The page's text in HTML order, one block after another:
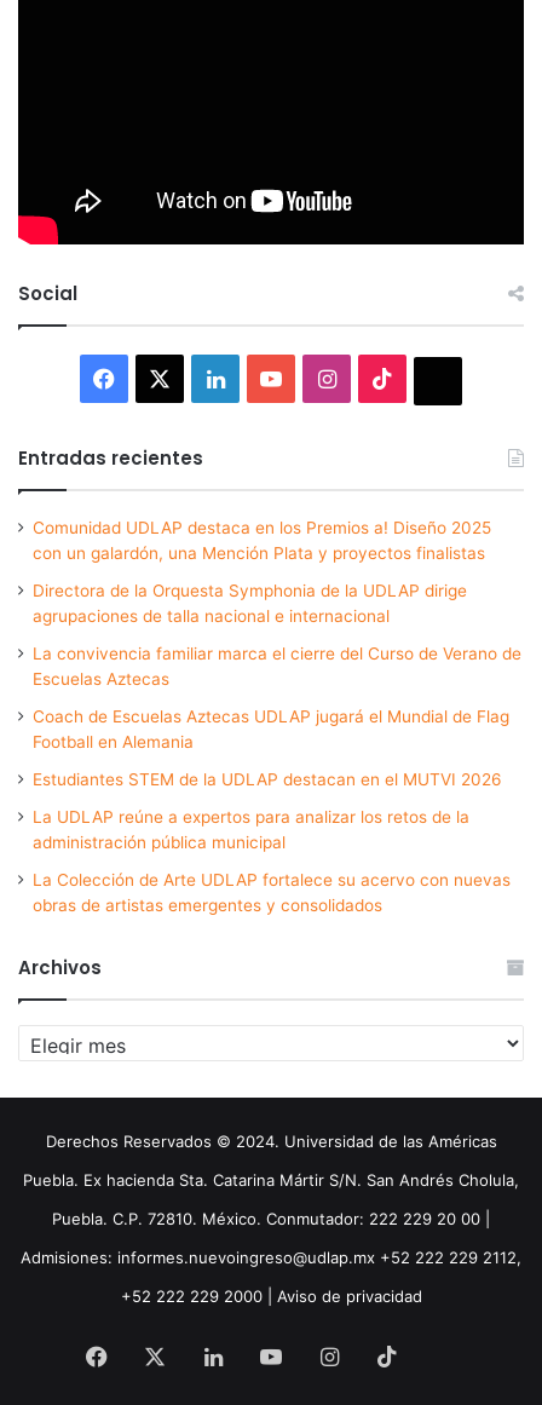
Social
Facebook LinkedInYouTubeInstagram
Entradas recientes
Comunidad UDLAP destaca en los Premios a! Diseño 2025
con un galardón, una Mención Plata y proyectos finalistas
Directora de la Orquesta Symphonia de la UDLAP dirige
agrupaciones de talla nacional e internacional
La convivencia familiar marca el cierre del Curso de Verano de
Escuelas Aztecas
Coach de Escuelas Aztecas UDLAP jugará el Mundial de Flag
Football en Alemania
Estudiantes STEM de la UDLAP destacan en el MUTVI 2026
La UDLAP reúne a expertos para analizar los retos de la
administración pública municipal
La Colección de Arte UDLAP fortalece su acervo con nuevas
obras de artistas emergentes y consolidados
Archivos
Archivos
Derechos Reservados © 2024. Universidad de las Américas
Puebla. Ex hacienda Sta. Catarina Mártir S/N. San Andrés Cholula,
Puebla. C.P. 72810. México. Conmutador: 222 229 20 00 |
Admisiones: informes.nuevoingreso@udlap.mx +52 222 229 2112,
+52 222 229 2000 | Aviso de privacidad
Facebook LinkedInYouTubeInstagram